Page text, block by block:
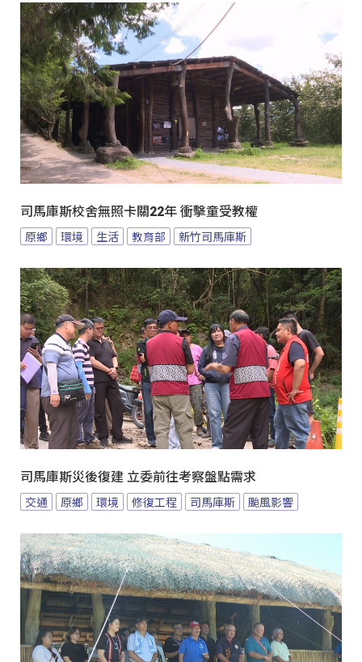
司馬庫斯校舍無照卡關22年 衝擊童受教權
原鄉 環境 生活 教育部 新竹司馬庫斯
司馬庫斯災後復建 立委前往考察盤點需求
交通 原鄉 環境 修復工程 司馬庫斯 颱風影響